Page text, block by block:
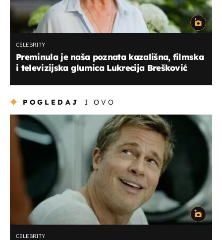
CELEBRITY
Preminula je naša poznata kazališna, filmska
i televizijska glumica Lukrecija Brešković
POGLEDAJ I OVO
CELEBRITY